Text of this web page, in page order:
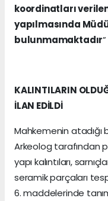
koordinatları
yapılmasında
bulunmamaktadır
KALINTILARIN
İLAN EDİLDİ
Mahkemenin atadığı
Arkeolog tarafından
yapı kalıntıları,
seramik parçaları
6. maddelerinde